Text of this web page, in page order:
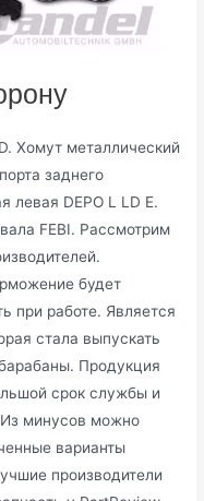
Хомут металлический
заднего
левая DEPO L LD E.
FEBI. Рассмотрим
будет
при работе. Является
стала выпускать
Продукция
срок службы и
Из минусов можно
варианты
производители